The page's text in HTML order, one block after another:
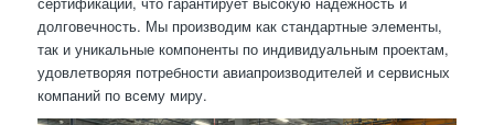
долговечность. Мы производим как стандартные элементы,
так и уникальные компоненты по индивидуальным проектам,
удовлетворяя потребности авиапроизводителей и сервисных
компаний по всему миру.